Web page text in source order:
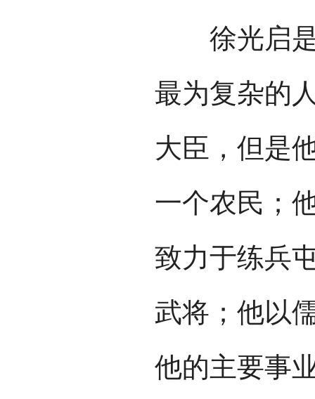
徐光启是
最为复杂的
大臣，但是
一个农民；
致力于练兵
武将；他以
他的主要事